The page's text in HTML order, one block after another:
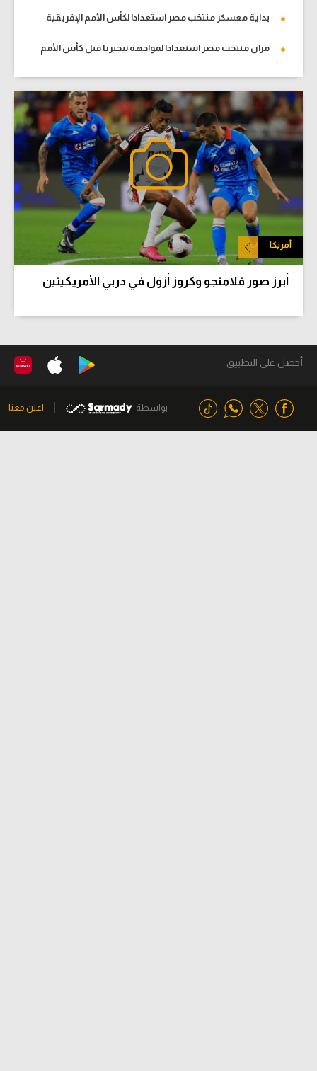
بداية معسكر منتخب مصر استعدادا لكأس الأمم الإفريقية
مران منتخب مصر استعدادا لمواجهة نيجيريا قبل كأس الأمم
أمريكا
أبرز صور فلامنجو وكروز أزول في دربي الأمريكيتين
أحصل على التطبيق
بواسطة اعلن معنا